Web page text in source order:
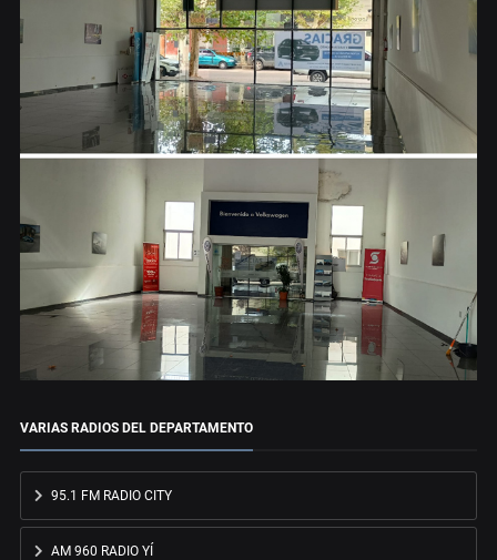
VARIAS RADIOS DEL DEPARTAMENTO
95.1 FM RADIO CITY
AM 960 RADIO YÍ